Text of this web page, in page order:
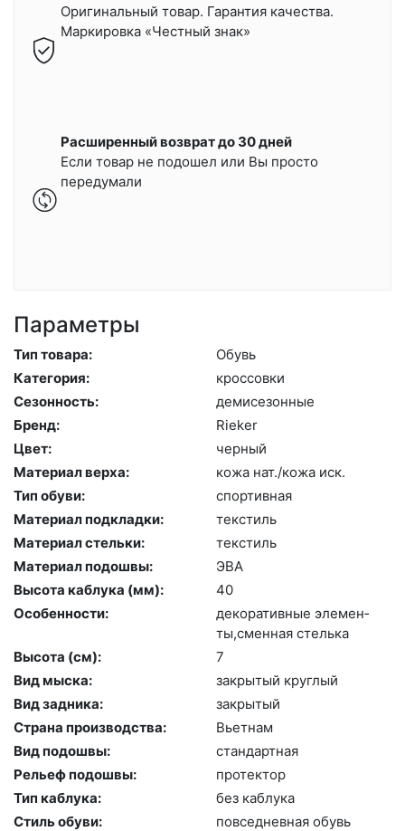
Оригинальный товар. Гарантия качества.
Маркировка «Честный знак»
Расширенный возврат до 30 дней
Если товар не подошел или Вы просто
передумали
Параметры
Тип товара:
Обувь
Категория:
крос­совки
Сезонность:
де­мисе­зон­ные
Бренд:
Ri­eker
Цвет:
чер­ный
Материал верха:
ко­жа нат./ко­жа иск.
Тип обуви:
спор­тивная
Материал подкладки:
текс­тиль
Материал стельки:
текс­тиль
Материал подошвы:
ЭВА
Высота каблука (мм):
40
Особенности:
де­кора­тив­ные эле­мен­
ты,смен­ная стель­ка
Высота (cм):
7
Вид мыска:
зак­ры­тый круг­лый
Вид задника:
зак­ры­тый
Страна производства:
Вь­ет­нам
Вид подошвы:
стан­дарт­ная
Рельеф подошвы:
про­тек­тор
Тип каблука:
без каб­лу­ка
Стиль обуви:
пов­седнев­ная обувь